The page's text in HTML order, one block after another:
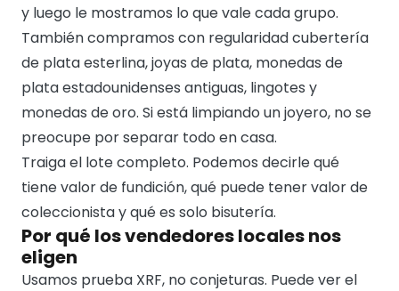
y luego le mostramos lo que vale cada grupo.
También compramos con regularidad cubertería
de plata esterlina, joyas de plata, monedas de
plata estadounidenses antiguas, lingotes y
monedas de oro. Si está limpiando un joyero, no se
preocupe por separar todo en casa.
Traiga el lote completo. Podemos decirle qué
tiene valor de fundición, qué puede tener valor de
coleccionista y qué es solo bisutería.
Por qué los vendedores locales nos
eligen
Usamos prueba XRF, no conjeturas. Puede ver el